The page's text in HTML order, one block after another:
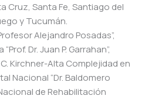
Cruz, Santa Fe, Santiago del
y Tucumán.
Alejandro Posadas”,
Dr. Juan P. Garrahan”,
Kirchner-Alta Complejidad en
Nacional “Dr. Baldomero
de Rehabilitación